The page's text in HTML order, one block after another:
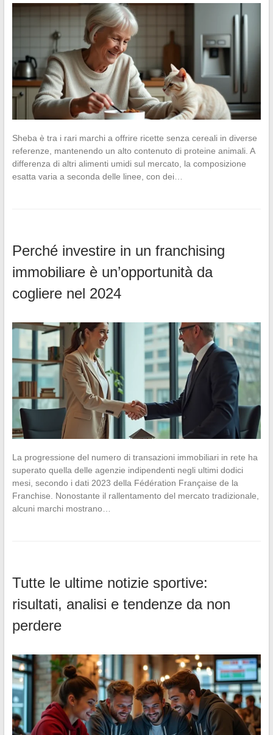
Sheba è tra i rari marchi a offrire ricette senza cereali in diverse
referenze, mantenendo un alto contenuto di proteine animali. A
differenza di altri alimenti umidi sul mercato, la composizione
esatta varia a seconda delle linee, con dei…
Perché investire in un franchising
immobiliare è un’opportunità da
cogliere nel 2024
La progressione del numero di transazioni immobiliari in rete ha
superato quella delle agenzie indipendenti negli ultimi dodici
mesi, secondo i dati 2023 della Fédération Française de la
Franchise. Nonostante il rallentamento del mercato tradizionale,
alcuni marchi mostrano…
Tutte le ultime notizie sportive:
risultati, analisi e tendenze da non
perdere